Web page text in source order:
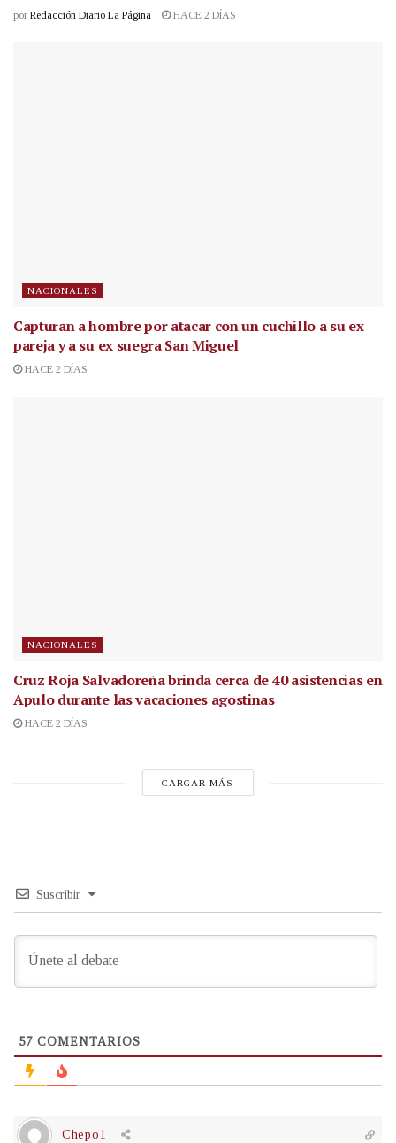
por Redacción Diario La Página HACE 2 DÍAS
NACIONALES
Capturan a hombre por atacar con un cuchillo a su ex
pareja y a su ex suegra San Miguel
HACE 2 DÍAS
NACIONALES
Cruz Roja Salvadoreña brinda cerca de 40 asistencias en
Apulo durante las vacaciones agostinas
HACE 2 DÍAS
CARGAR MÁS
Suscribir
57 COMENTARIOS
Chepo1